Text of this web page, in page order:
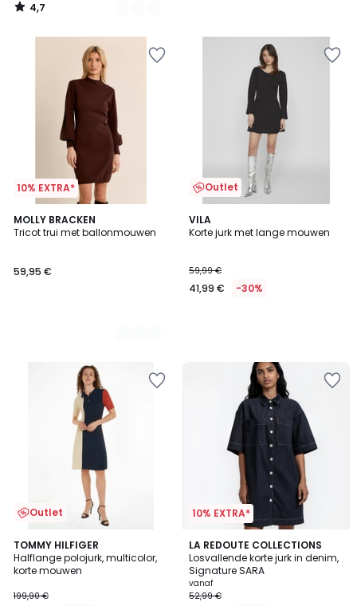
4,7
/
10% EXTRA*
MOLLY BRACKEN
Tricot trui met ballonmouwen
59,95 €
2
Kleuren
Outlet
VILA
Korte jurk met lange mouwen
59,99 €
41,99 € -30%
Outlet
TOMMY HILFIGER
Halflange polojurk, multicolor,
korte mouwen
199,90 €
2
/
5
10% EXTRA*
LA REDOUTE COLLECTIONS
Losvallende korte jurk in denim,
Signature SARA
vanaf
52,99 €
4,4
/ 5
2
Kleuren